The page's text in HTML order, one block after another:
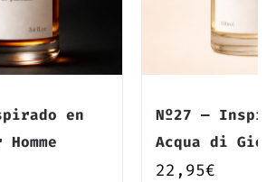
en
Nº27 —
Acqua di Gio
22,95€